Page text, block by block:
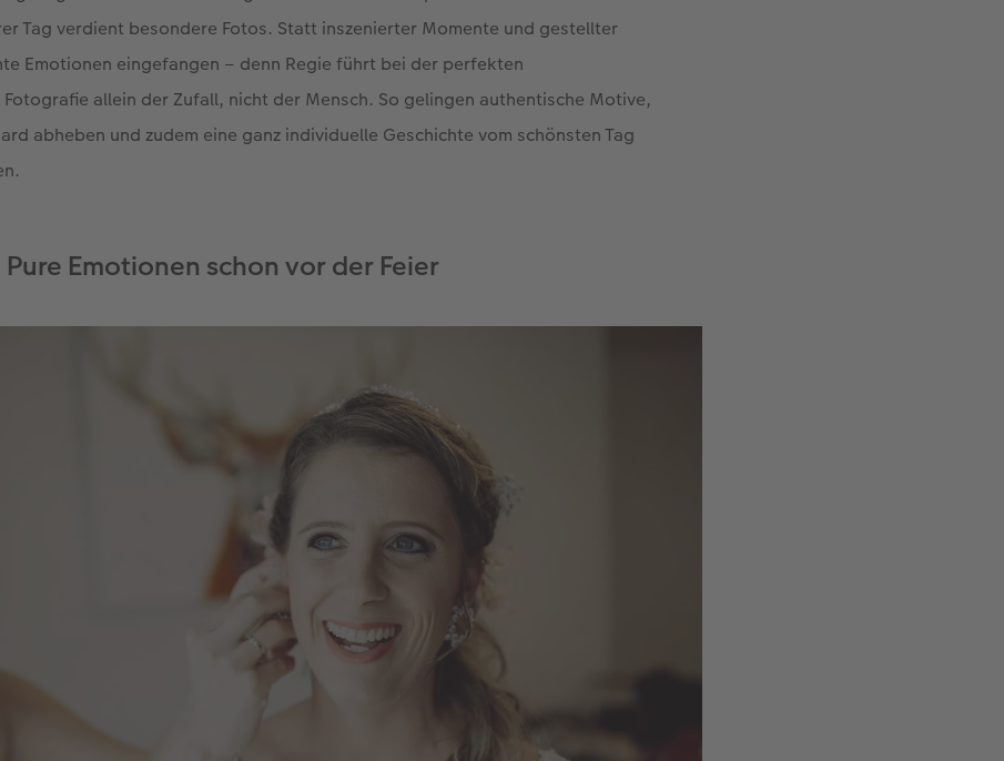
Tag verdient besondere Fotos. Statt inszenierter Momente und gestellter
Emotionen eingefangen – denn Regie führt bei der perfekten
allein der Zufall, nicht der Mensch. So gelingen authentische Motive,
abheben und zudem eine ganz individuelle Geschichte vom schönsten Tag
Emotionen schon vor der Feier